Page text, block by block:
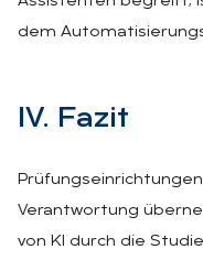
dem
IV. Fa­zit
Verantwortung
von KI durch die